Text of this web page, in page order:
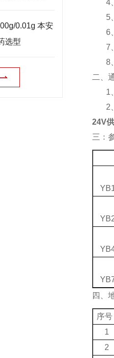
0.01g 本安
选型
4
5
6
7
8
二、
1
2
24V
三：
四、
序号
1
2